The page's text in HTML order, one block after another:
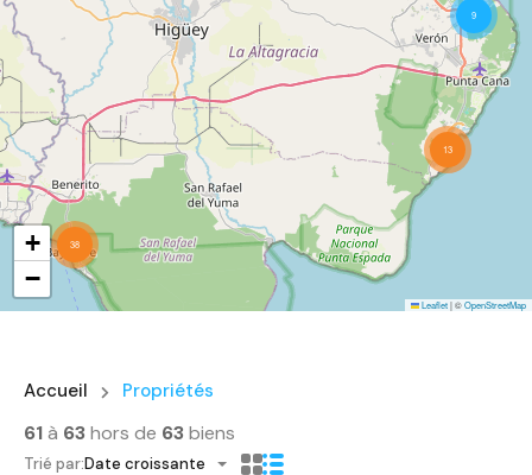
13
9
38
+
−
Leaflet|©OpenStreetMap
Accueil Propriétés
61à 63hors de 63biens
Trié par:Date croissante